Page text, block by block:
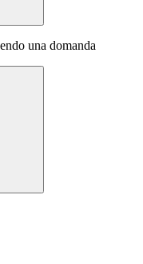
una domanda